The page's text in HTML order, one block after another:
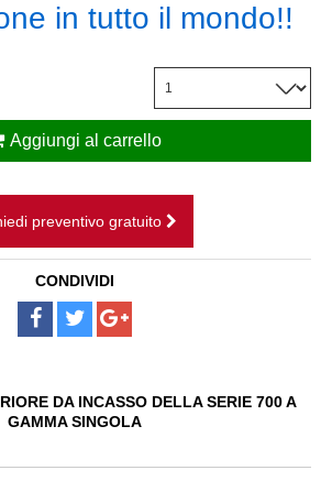
CAMINI SOSPESI
BAGNI
SCALE
DISEGNI SU MISURA
in tutto il mondo!!
Aggiungi al carrello
preventivo gratuito
CONDIVIDI
DA INCASSO DELLA SERIE 700 A
GAMMA SINGOLA